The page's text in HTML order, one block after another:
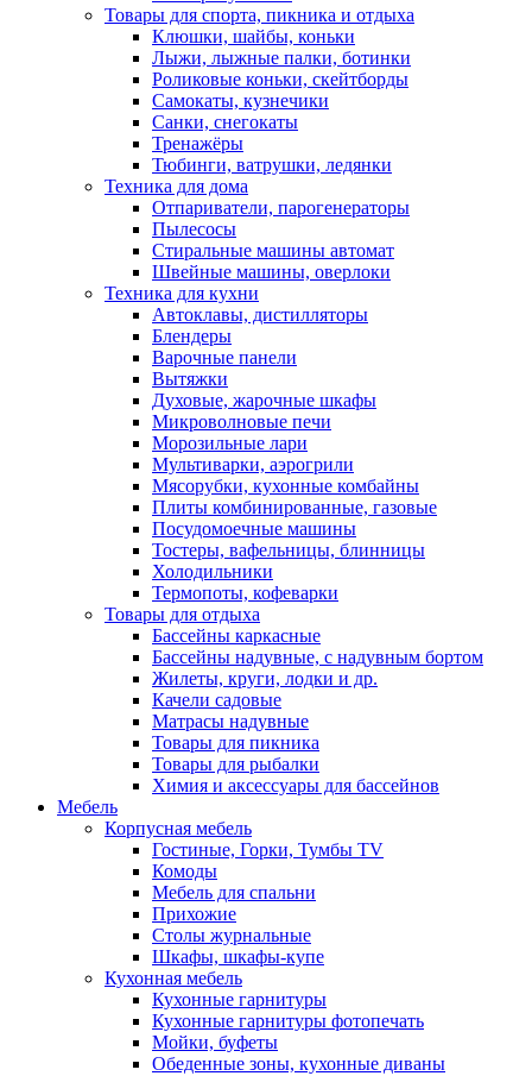
Товары для спорта, пикника и отдыха
Клюшки, шайбы, коньки
Лыжи, лыжные палки, ботинки
Роликовые коньки, скейтборды
Самокаты, кузнечики
Санки, снегокаты
Тренажёры
Тюбинги, ватрушки, ледянки
Техника для дома
Отпариватели, парогенераторы
Пылесосы
Стиральные машины автомат
Швейные машины, оверлоки
Техника для кухни
Автоклавы, дистилляторы
Блендеры
Варочные панели
Вытяжки
Духовые, жарочные шкафы
Микроволновые печи
Морозильные лари
Мультиварки, аэрогрили
Мясорубки, кухонные комбайны
Плиты комбинированные, газовые
Посудомоечные машины
Тостеры, вафельницы, блинницы
Холодильники
Термопоты, кофеварки
Товары для отдыха
Бассейны каркасные
Бассейны надувные, с надувным бортом
Жилеты, круги, лодки и др.
Качели садовые
Матрасы надувные
Товары для пикника
Товары для рыбалки
Химия и аксессуары для бассейнов
Мебель
Корпусная мебель
Гостиные, Горки, Тумбы TV
Комоды
Мебель для спальни
Прихожие
Столы журнальные
Шкафы, шкафы-купе
Кухонная мебель
Кухонные гарнитуры
Кухонные гарнитуры фотопечать
Мойки, буфеты
Обеденные зоны, кухонные диваны